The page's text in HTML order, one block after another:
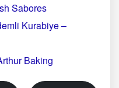
Sabores
Kurabiye –
Baking